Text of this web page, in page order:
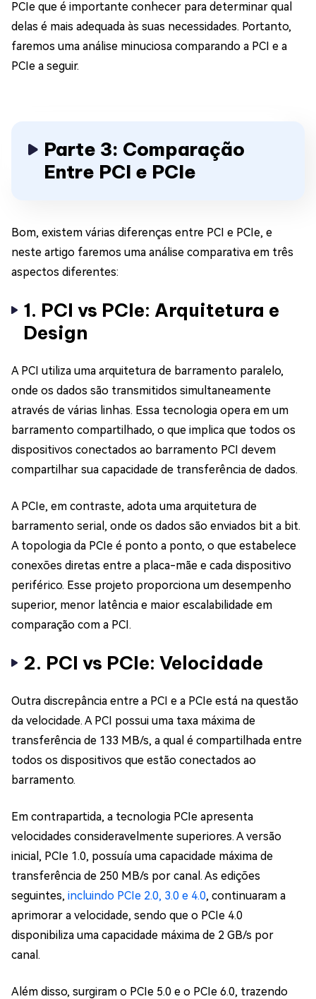
PCIe que é importante conhecer para determinar qual
delas é mais adequada às suas necessidades. Portanto,
faremos uma análise minuciosa comparando a PCI e a
PCIe a seguir.
Parte 3: Comparação
Entre PCI e PCIe
Bom, existem várias diferenças entre PCI e PCIe, e
neste artigo faremos uma análise comparativa em três
aspectos diferentes:
1. PCI vs PCIe: Arquitetura e
Design
A PCI utiliza uma arquitetura de barramento paralelo,
onde os dados são transmitidos simultaneamente
através de várias linhas. Essa tecnologia opera em um
barramento compartilhado, o que implica que todos os
dispositivos conectados ao barramento PCI devem
compartilhar sua capacidade de transferência de dados.
A PCIe, em contraste, adota uma arquitetura de
barramento serial, onde os dados são enviados bit a bit.
A topologia da PCIe é ponto a ponto, o que estabelece
conexões diretas entre a placa-mãe e cada dispositivo
periférico. Esse projeto proporciona um desempenho
superior, menor latência e maior escalabilidade em
comparação com a PCI.
2. PCI vs PCIe: Velocidade
Outra discrepância entre a PCI e a PCIe está na questão
da velocidade. A PCI possui uma taxa máxima de
transferência de 133 MB/s, a qual é compartilhada entre
todos os dispositivos que estão conectados ao
barramento.
Em contrapartida, a tecnologia PCIe apresenta
velocidades consideravelmente superiores. A versão
inicial, PCIe 1.0, possuía uma capacidade máxima de
transferência de 250 MB/s por canal. As edições
seguintes, incluindo PCIe 2.0, 3.0 e 4.0, continuaram a
aprimorar a velocidade, sendo que o PCIe 4.0
disponibiliza uma capacidade máxima de 2 GB/s por
canal.
Além disso, surgiram o PCIe 5.0 e o PCIe 6.0, trazendo